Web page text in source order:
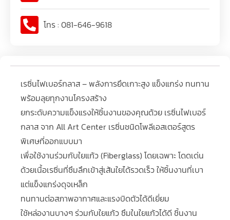
โทร : 081-646-9618
เรซิ่นไฟเบอร์กลาส – พลังการยึดเกาะสูง แข็งแกร่ง ทนทาน
พร้อมลุยทุกงานโครงสร้าง
ยกระดับความแข็งแรงให้ชิ้นงานของคุณด้วย เรซิ่นไฟเบอร์
กลาส จาก All Art Center เรซิ่นชนิดโพลีเอสเตอร์สูตร
พิเศษที่ออกแบบมา
เพื่อใช้งานร่วมกับใยแก้ว (Fiberglass) โดยเฉพาะ โดดเด่น
ด้วยเนื้อเรซิ่นที่ซึมลึกเข้าสู่เส้นใยได้รวดเร็ว ให้ชิ้นงานที่เบา
แต่แข็งแกร่งดุจเหล็ก
ทนทานต่อสภาพอากาศและแรงบิดตัวได้ดีเยี่ยม
ใช้หล่องานบางๆ ร่วมกับใยแก้ว ซึมในใยแก้วได้ดี ชิ้นงาน